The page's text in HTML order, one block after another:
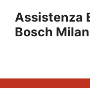
contenuto
Assistenza
Bosch